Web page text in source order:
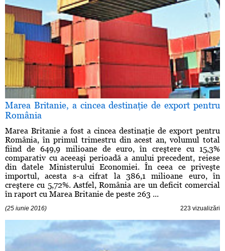
Marea Britanie, a cincea destinaţie de export pentru
România
Marea Britanie a fost a cincea destinaţie de export pentru
România, în primul trimestru din acest an, volumul total
fiind de 649,9 milioane de euro, în creştere cu 15,3%
comparativ cu aceeaşi perioadă a anului precedent, reiese
din datele Ministerului Economiei. În ceea ce priveşte
importul, acesta s-a cifrat la 386,1 milioane euro, în
creştere cu 5,72%. Astfel, România are un deficit comercial
în raport cu Marea Britanie de peste 263 ...
(25 iunie 2016) 223 vizualizări